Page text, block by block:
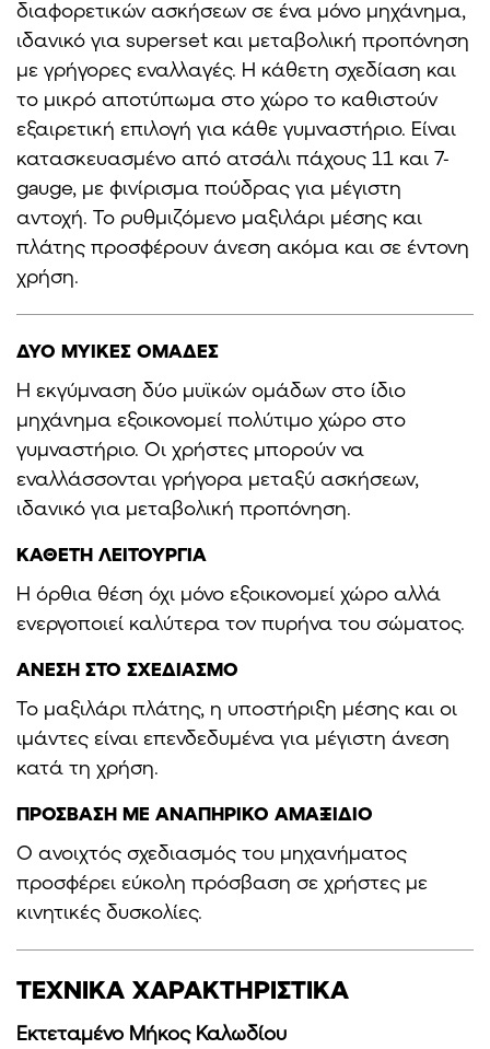
διαφορετικών ασκήσεων σε ένα μόνο μηχάνημα,
ιδανικό για superset και μεταβολική προπόνηση
με γρήγορες εναλλαγές. Η κάθετη σχεδίαση και
το μικρό αποτύπωμα στο χώρο το καθιστούν
εξαιρετική επιλογή για κάθε γυμναστήριο. Είναι
κατασκευασμένο από ατσάλι πάχους 11 και 7-
gauge, με φινίρισμα πούδρας για μέγιστη
αντοχή. Το ρυθμιζόμενο μαξιλάρι μέσης και
πλάτης προσφέρουν άνεση ακόμα και σε έντονη
χρήση.
ΔΥΟ ΜΥΙΚΕΣ ΟΜΑΔΕΣ
Η εκγύμναση δύο μυϊκών ομάδων στο ίδιο
μηχάνημα εξοικονομεί πολύτιμο χώρο στο
γυμναστήριο. Οι χρήστες μπορούν να
εναλλάσσονται γρήγορα μεταξύ ασκήσεων,
ιδανικό για μεταβολική προπόνηση.
ΚΑΘΕΤΗ ΛΕΙΤΟΥΡΓΙΑ
Η όρθια θέση όχι μόνο εξοικονομεί χώρο αλλά
ενεργοποιεί καλύτερα τον πυρήνα του σώματος.
ΑΝΕΣΗ ΣΤΟ ΣΧΕΔΙΑΣΜΟ
Το μαξιλάρι πλάτης, η υποστήριξη μέσης και οι
ιμάντες είναι επενδεδυμένα για μέγιστη άνεση
κατά τη χρήση.
ΠΡΟΣΒΑΣΗ ΜΕ ΑΝΑΠΗΡΙΚΟ ΑΜΑΞΙΔΙΟ
Ο ανοιχτός σχεδιασμός του μηχανήματος
προσφέρει εύκολη πρόσβαση σε χρήστες με
κινητικές δυσκολίες.
ΤΕΧΝΙΚΑ ΧΑΡΑΚΤΗΡΙΣΤΙΚΑ
Εκτεταμένο Μήκος Καλωδίου